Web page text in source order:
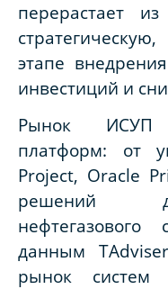
перерастает
этапе
инвестиций и
Рынок ИСУП
платформ: от
Project, Oracle
решений
нефтегазового
данным
рынок систем